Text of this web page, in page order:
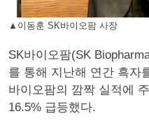
▲이동훈 SK바이오팜 사장
SK바이오팜(SK
를 통해 지난해 연간 흑자
바이오팜의 깜짝 실적에
16.5% 급등했다.